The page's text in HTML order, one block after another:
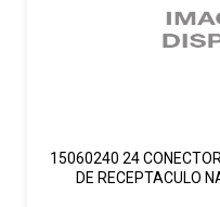
15060240 24
DE RECEPTACULO